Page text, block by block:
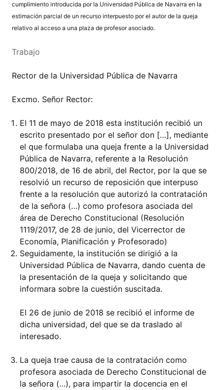
cumplimiento introducida por la Universidad Pública de Navarra en la
estimación parcial de un recurso interpuesto por el autor de la queja
relativo al acceso a una plaza de profesor asociado.
Trabajo
Rector de la Universidad Pública de Navarra
Excmo. Señor Rector:
El 11 de mayo de 2018 esta institución recibió un
escrito presentado por el señor don […], mediante
el que formulaba una queja frente a la Universidad
Pública de Navarra, referente a la Resolución
800/2018, de 16 de abril, del Rector, por la que se
resolvió un recurso de reposición que interpuso
frente a la resolución que autorizó la contratación
de la señora (…) como profesora asociada del
área de Derecho Constitucional (Resolución
1119/2017, de 28 de junio, del Vicerrector de
Economía, Planificación y Profesorado)
Seguidamente, la institución se dirigió a la
Universidad Pública de Navarra, dando cuenta de
la presentación de la queja y solicitando que
informara sobre la cuestión suscitada.
El 26 de junio de 2018 se recibió el informe de
dicha universidad, del que se da traslado al
interesado.
La queja trae causa de la contratación como
profesora asociada de Derecho Constitucional de
la señora (…), para impartir la docencia en el